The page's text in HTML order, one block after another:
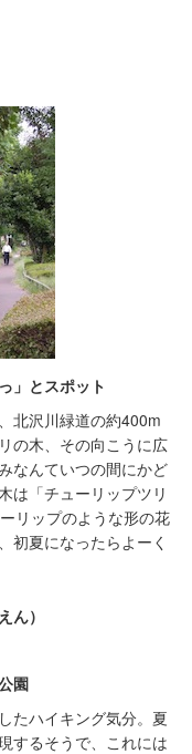
」とスポット
北沢川緑道の約400m
の木、その向こうに広
なんていつの間にかど
は「チューリップツリ
リップのような形の花
初夏になったらよーく
ん）
園
たハイキング気分。夏
するそうで、これには